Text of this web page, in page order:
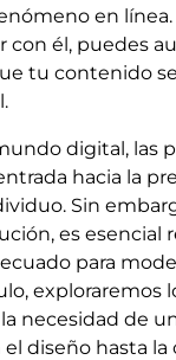
en
con él, puedes
tu contenido
digital, las
hacia la
Sin
es esencial
para
exploraremos
necesidad de
diseño hasta la